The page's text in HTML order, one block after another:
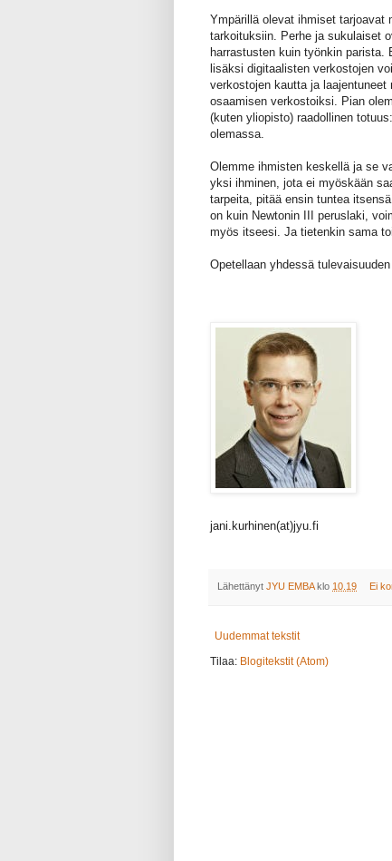
Ympärillä olevat ihmiset tarjoavat
tarkoituksiin. Perhe ja sukulaiset
harrastusten kuin työnkin
lisäksi digitaalisten verkostojen
verkostojen kautta ja
osaamisen verkostoiksi. Pian
(kuten yliopisto) raadollinen
olemassa.
Olemme ihmisten keskellä ja se
yksi ihminen, jota ei myöskään
tarpeita, pitää ensin tuntea
on kuin Newtonin III peruslaki,
myös itseesi. Ja tietenkin sama
Opetellaan yhdessä tulevaisuuden
jani.kurhinen(at)jyu.fi
Lähettänyt JYU EMBA klo 10.19 Ei
Uudemmat tekstit
Tilaa: Blogitekstit (Atom)